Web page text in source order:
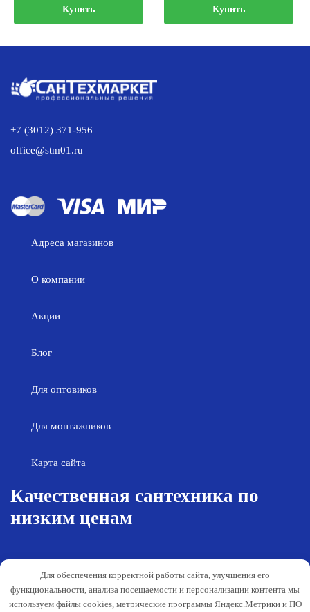
составляла
82.00 р..
Купить
составляла
1
828.00
Купить
+7 (3012) 371-956
office@stm01.ru
Адреса магазинов
О компании
Акции
Блог
Для оптовиков
Для монтажников
Карта сайта
Качественная сантехника по
низким ценам
Гарантия и обслуживание
Публичная оферта
данных
Для обеспечения корректной работы сайта, улучшения его
функциональности, анализа посещаемости и персонализации контента мы
используем файлы cookies, метрические программы Яндекс.Метрики и ПО